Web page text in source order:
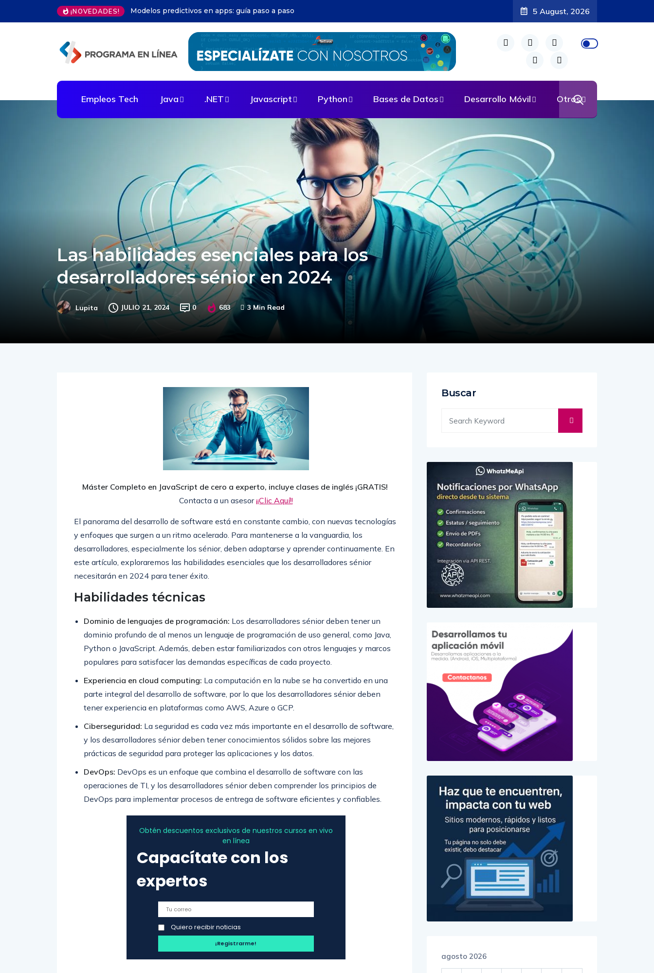
¡NOVEDADES! Automatización infraestructura DevOps: evita errores comunes 5 August, 2026
Empleos Tech Java .NET Javascript Python Bases de Datos Desarrollo Móvil Otros
Las habilidades esenciales para los
desarrolladores sénior en 2024
Lupita JULIO 21, 2024 0 683 3 Min Read
Máster Completo en JavaScript de cero a experto, incluye clases de inglés ¡GRATIS!
Contacta a un asesor¡¡Clic Aquí!!
El panorama del desarrollo de software está en constante cambio, con nuevas tecnologías
y enfoques que surgen a un ritmo acelerado. Para mantenerse a la vanguardia, los
desarrolladores, especialmente los sénior, deben adaptarse y aprender continuamente. En
este artículo, exploraremos las habilidades esenciales que los desarrolladores sénior
necesitarán en 2024 para tener éxito.
Habilidades técnicas
Dominio de lenguajes de programación: Los desarrolladores sénior deben tener un
dominio profundo de al menos un lenguaje de programación de uso general, como Java,
Python o JavaScript. Además, deben estar familiarizados con otros lenguajes y marcos
populares para satisfacer las demandas específicas de cada proyecto.
Experiencia en cloud computing: La computación en la nube se ha convertido en una
parte integral del desarrollo de software, por lo que los desarrolladores sénior deben
tener experiencia en plataformas como AWS, Azure o GCP.
Ciberseguridad: La seguridad es cada vez más importante en el desarrollo de software,
y los desarrolladores sénior deben tener conocimientos sólidos sobre las mejores
prácticas de seguridad para proteger las aplicaciones y los datos.
DevOps: DevOps es un enfoque que combina el desarrollo de software con las
operaciones de TI, y los desarrolladores sénior deben comprender los principios de
DevOps para implementar procesos de entrega de software eficientes y confiables.
Obtén descuentos exclusivos de nuestros cursos en vivo
en línea
Capacítate con los
expertos
Quiero recibir noticias
Buscar
agosto 2026